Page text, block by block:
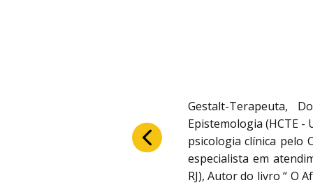
Gestalt-Terapeuta,
Epistemologia (HCTE -
psicologia clínica pelo
especialista em
RJ), Autor do livro “ O